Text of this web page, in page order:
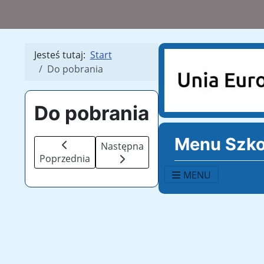
Menu
MENU
Jesteś tutaj: Start
Do pobrania
Do pobrania
Poprzednia strona: Do pobrania
Poprzednia
Następna strona: O szkole
Następna